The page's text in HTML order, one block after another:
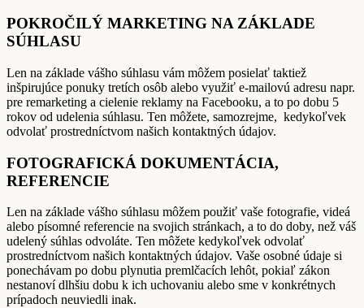
POKROČILÝ MARKETING NA ZÁKLADE
SÚHLASU
Len na základe vášho súhlasu vám môžem posielať taktiež
inšpirujúce ponuky tretích osôb alebo využiť e-mailovú adresu napr.
pre remarketing a cielenie reklamy na Facebooku, a to po dobu 5
rokov od udelenia súhlasu. Ten môžete, samozrejme, kedykoľvek
odvolať prostredníctvom našich kontaktných údajov.
FOTOGRAFICKÁ DOKUMENTÁCIA,
REFERENCIE
Len na základe vášho súhlasu môžem použiť vaše fotografie, videá
alebo písomné referencie na svojich stránkach, a to do doby, než váš
udelený súhlas odvoláte. Ten môžete kedykoľvek odvolať
prostredníctvom našich kontaktných údajov. Vaše osobné údaje si
ponechávam po dobu plynutia premlčacích lehôt, pokiaľ zákon
nestanoví dlhšiu dobu k ich uchovaniu alebo sme v konkrétnych
prípadoch neuviedli inak.